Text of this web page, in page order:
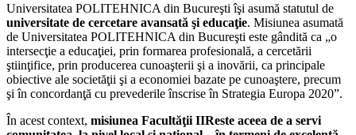
Universitatea POLITEHNICA din Bucureşti îşi asumă statutul de
universitate de cercetare avansată şi educaţie. Misiunea asumată
de Universitatea POLITEHNICA din Bucureşti este gândită ca „o
intersecţie a educaţiei, prin formarea profesională, a cercetării
ştiinţifice, prin producerea cunoaşterii şi a inovării, ca principale
obiective ale societăţii şi a economiei bazate pe cunoaştere, precum
şi în concordanţă cu prevederile înscrise în Strategia Europa 2020”.
În acest context, misiunea Facultăţii IIReste aceea de a servi